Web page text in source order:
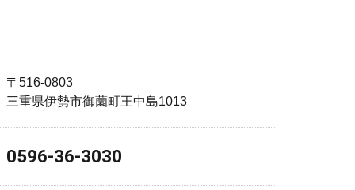
〒516-0803
三重県伊勢市御薗町王中島1013
0596-36-3030